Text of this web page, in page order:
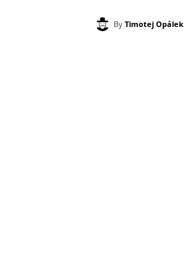
By Timotej Opálek